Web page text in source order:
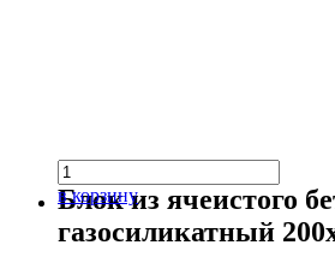
в корзину
Блок из ячеистого
газосиликатный